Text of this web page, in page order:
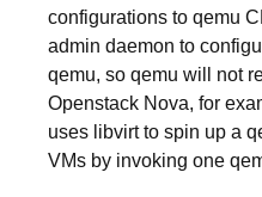
configurations to qemu
admin daemon to
qemu, so qemu will not
Openstack Nova, for
uses libvirt to spin up a
VMs by invoking one